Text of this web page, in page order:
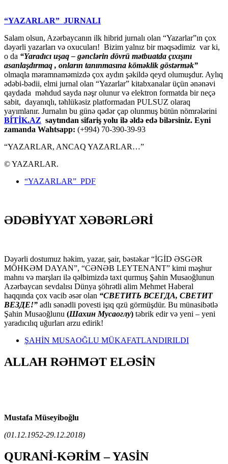
“YAZARLAR” JURNALI
Salam olsun, Azərbaycanın ilk hibrid jurnalı olan “Yazarlar”ın çox
dəyərli yazarları və oxucuları! Bizim yalnız bir məqsədimiz var ki,
o da “Yaradıcı uşaq – gәnclәrin dövrü mәtbuatda çıxışını
asanlaşdırmaq , onların tanınmasına kömәklik göstәrmәk”
olmaqla məramnaməmizdə çox aydın şəkildə qeyd olumuşdur. Aylıq
ədəbi-bədii, elmi jurnal olan “Yazarlar” kitabxanalar üçün ənənəvi
qaydada məhdud sayda nəşr olunur və elektron formatda bir neçə
sabit, dayanıqlı, təhlükəsiz platformadan PULSUZ olaraq
yayımlanır. Jurnalın bu günə qədər çap olunmuş bütün nömrələrini
BİTİK.AZ saytından sifariş yolu ilə əldə edə bilərsiniz. Eyni
zamanda Wahtsapp: (+994) 70-390-39-93
“YAZARLAR, ANCAQ YAZARLAR…”
© YAZARLAR.
“YAZARLAR” PDF
ƏDƏBİYYAT XƏBƏRLƏRİ
Dəyərli dostumuz həkim, yazar, şair, bəstəkar “İGİD ƏSGƏR
MÖHKƏM DAYAN”, “CƏNƏB LEYTENANT” kimi məşhur
mahnı və marşları ilə qəlbimizdə taxt qurmuş Şahin Musaoğlunun
Azərbaycan sevdalısı Dünya şöhrətli alim Mehmet Haberal
haqqında çox vacib əsər olan “СВЕТИТЬ ВСЕГДА, СВЕТИТ
ВЕЗДЕ!” adlı sənədli povesti işıq qzü görmüşdür. Bu münasibətlə
Şahin Musaoğlunu (Шахин Мусаоглу) təbrik edir və yeni – yeni
yaradıcılıq uğurları arzu edirik!
ŞAHİN MUSAOĞLU MÜKAFATLANDIRILDI
ALLAH RƏHMƏT ELƏSİN
Mustafa Müseyiboğlu
(01.12.1952-29.12.2018)
QURANİ-KƏRİM – YASİN